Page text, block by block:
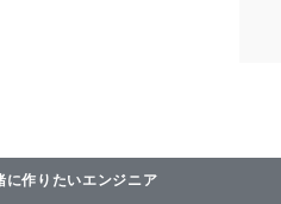
作りたいエンジニア